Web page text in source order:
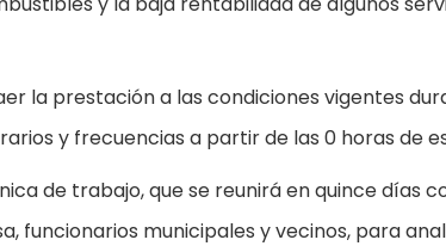
la prestación a las condiciones vigentes
y frecuencias a partir de las 0 horas de
de trabajo, que se reunirá en quince días
funcionarios municipales y vecinos, para